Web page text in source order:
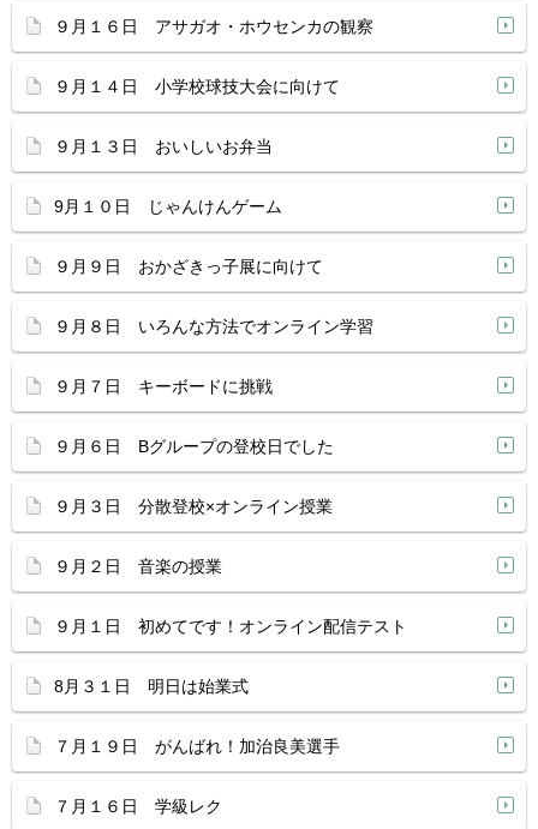
９月１６日 アサガオ・ホウセンカの観察
９月１４日 小学校球技大会に向けて
９月１３日 おいしいお弁当
9月１０日 じゃんけんゲーム
９月９日 おかざきっ子展に向けて
９月８日 いろんな方法でオンライン学習
９月７日 キーボードに挑戦
９月６日 Bグループの登校日でした
９月３日 分散登校×オンライン授業
９月２日 音楽の授業
９月１日 初めてです！オンライン配信テスト
8月３１日 明日は始業式
７月１９日 がんばれ！加治良美選手
７月１６日 学級レク